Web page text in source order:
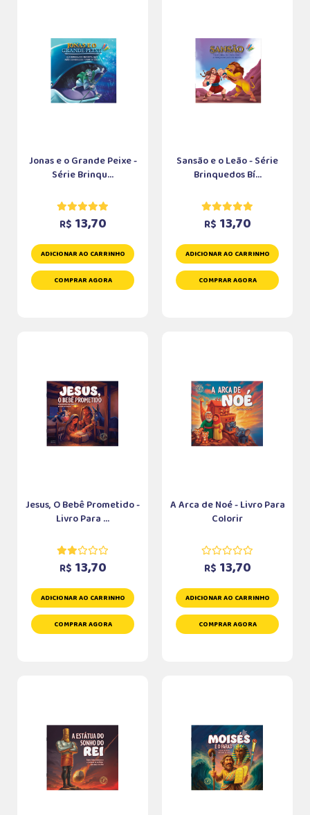
Jonas e o Grande Peixe -
Série Brinqu...
R$ 13,70
ADICIONAR AO CARRINHO
COMPRAR AGORA
Sansão e o Leão - Série
Brinquedos Bí...
R$ 13,70
ADICIONAR AO CARRINHO
COMPRAR AGORA
Jesus, O Bebê Prometido -
Livro Para ...
R$ 13,70
ADICIONAR AO CARRINHO
COMPRAR AGORA
A Arca de Noé - Livro Para
Colorir
R$ 13,70
ADICIONAR AO CARRINHO
COMPRAR AGORA